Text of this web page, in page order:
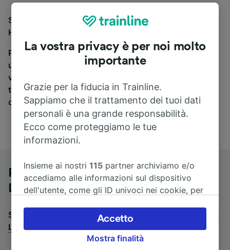
Se stai cercando un pullman per viaggiare da
Hamburg-Harburg a Lübeck Hbf, sei nel posto giusto.
Per trovare i biglietti dei pullman, è sufficiente avviare
una ricerca in alto, e compareremo i tempi e i costi del
viaggio in treno e in pullman. Con Trainline puoi
trovare i biglietti per viaggiare con oltre 170
compagnie ferroviarie e dei pullman.
Pullman da Hamburg-Harburg a
Lübeck Hbf
Stai cercando un viaggio di ritorno? Vai su
Lübeck Hbf a Hamburg-Harburg
La vostra privacy è per noi molto
importante
Grazie per la fiducia in Trainline.
Sappiamo che il trattamento dei tuoi dati
personali è una grande responsabilità.
Ecco come proteggiamo le tue
informazioni.
Insieme ai nostri115 partner archiviamo e/o
accediamo alle informazioni sul dispositivo
dell'utente, come gli ID univoci nei cookie, per
accettare o gestire le proprie scelte facendo
clic di seguito, tra cui il proprio diritto di
opporsi sulla base di un interesse legittimo o
Mostra finalità
Accetto